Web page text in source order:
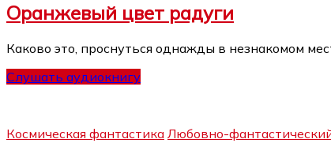
Оранжевый цвет радуги
Каково это, проснуться однажды в незнакомом
Слушать аудиокнигу
Космическая фантастика Любовно-